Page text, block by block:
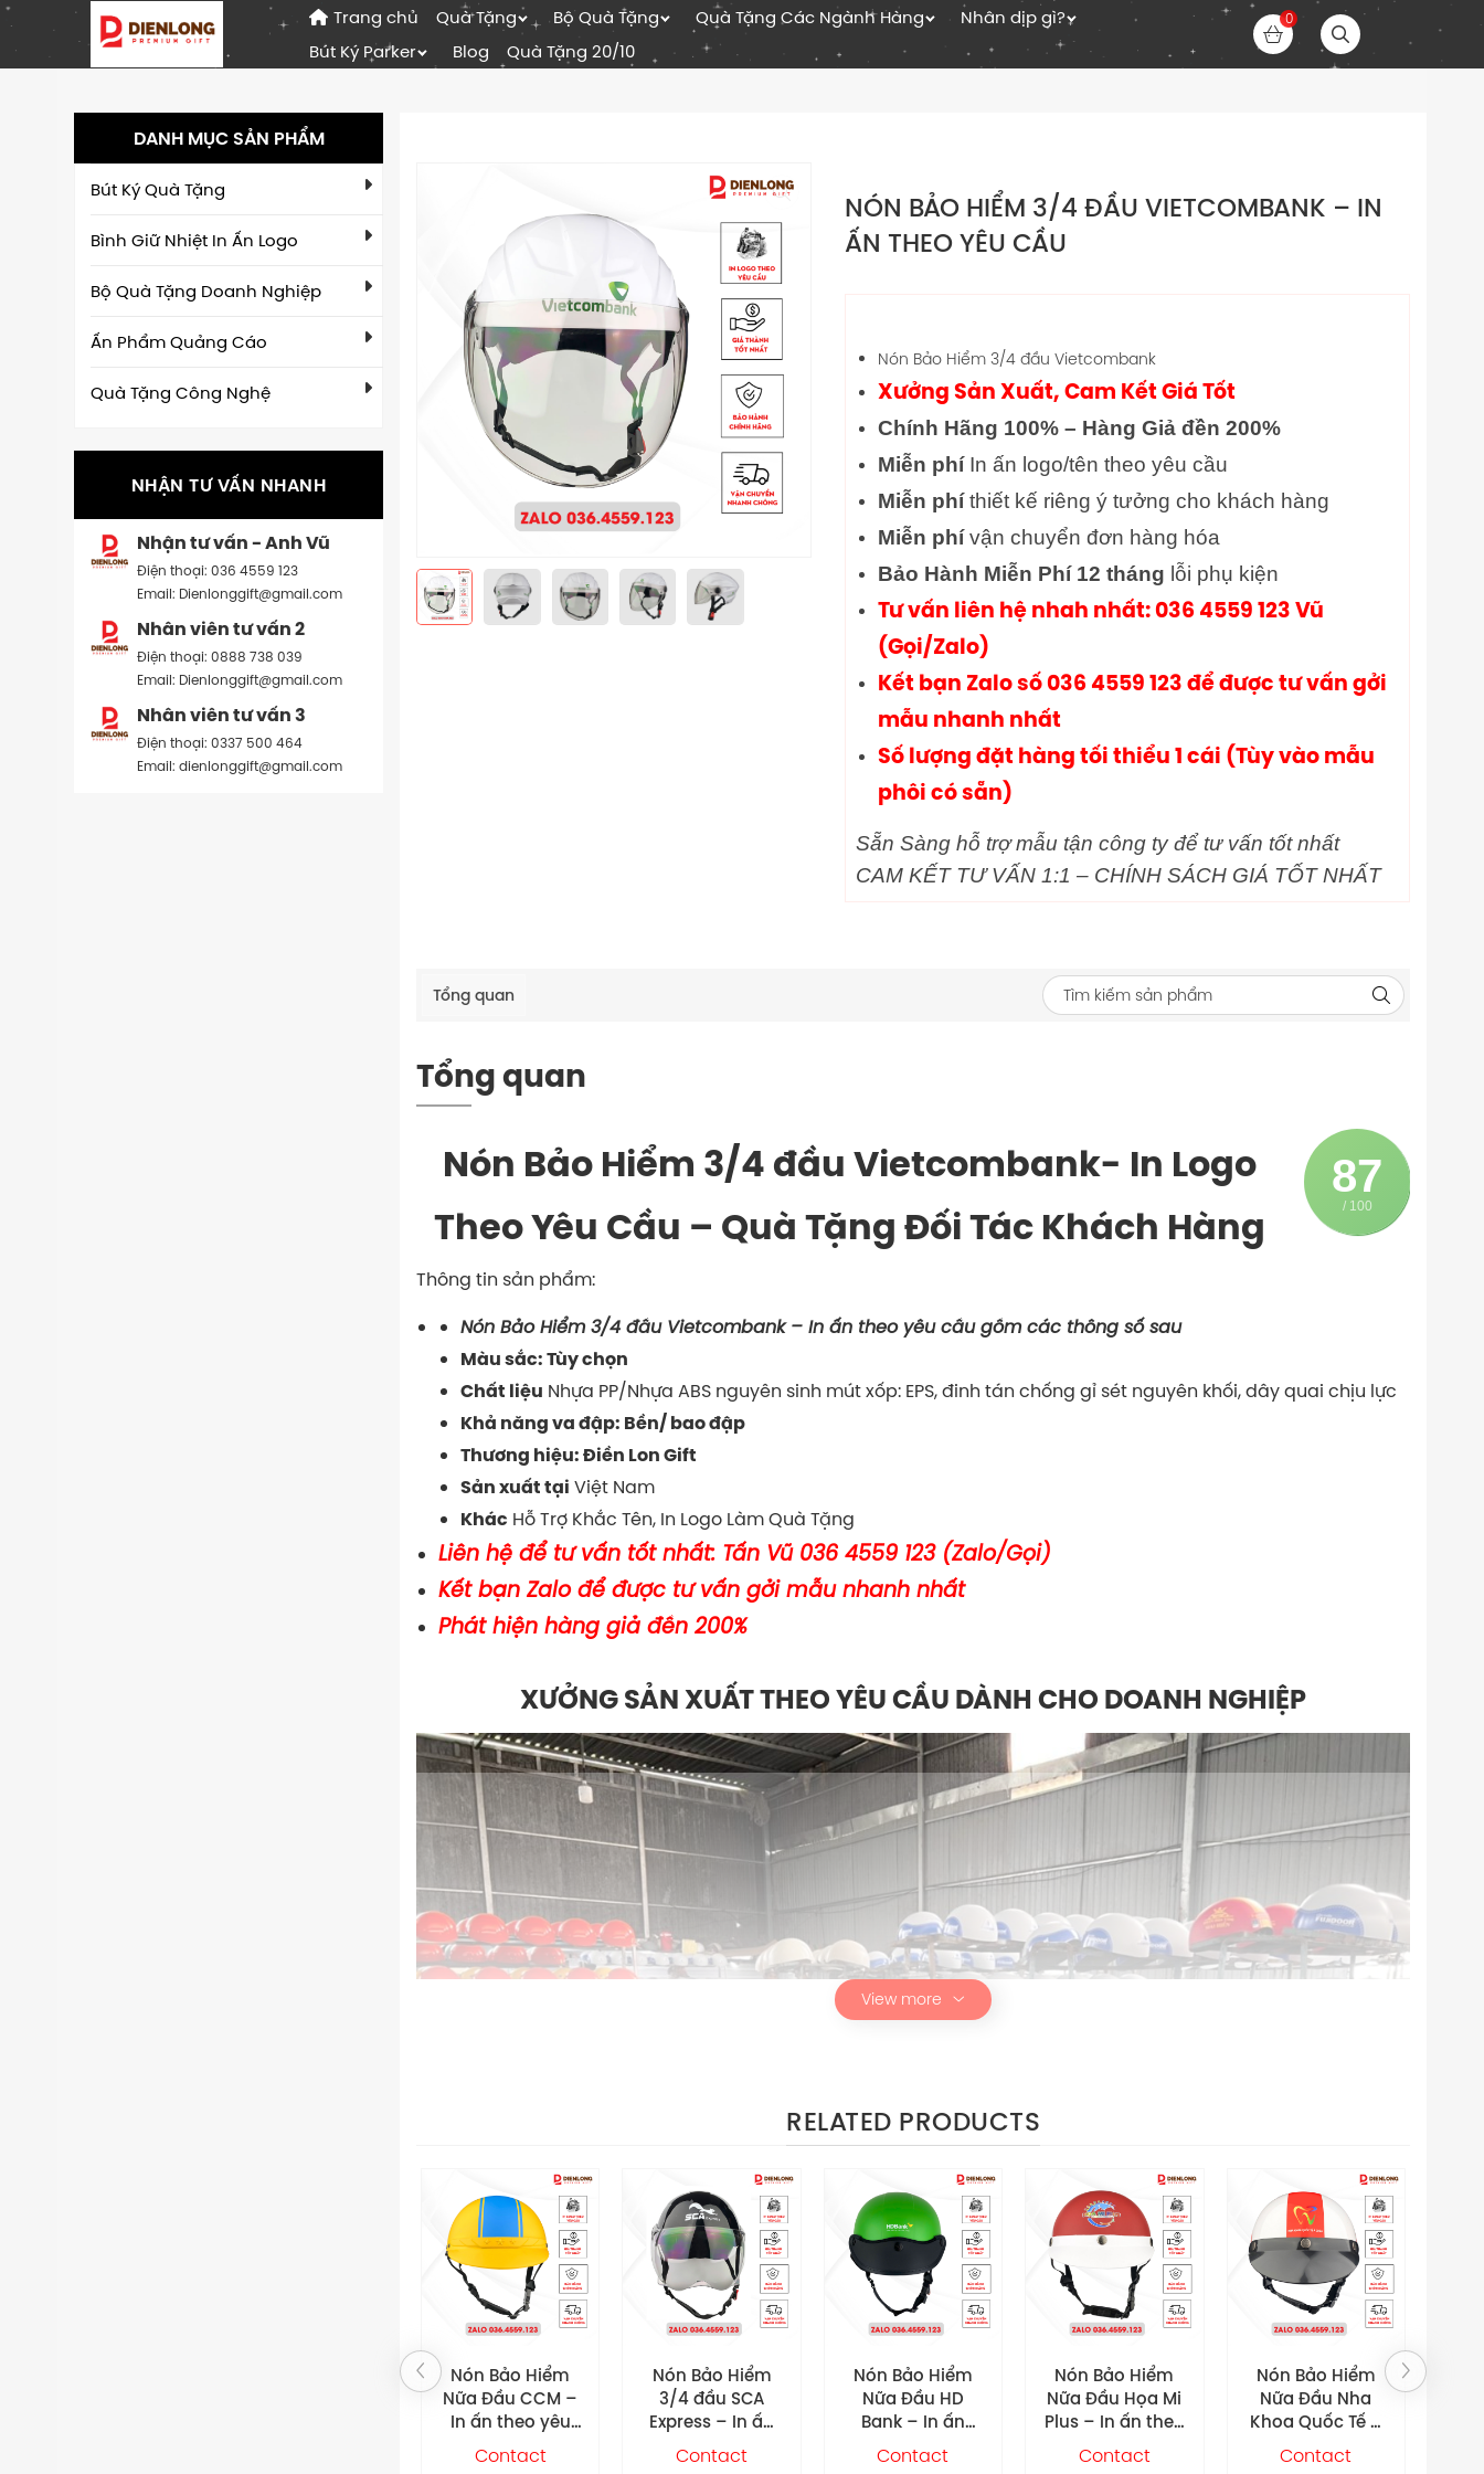
Trang chủ Quà Tặng Bộ Quà Tặng Quà Tặng Các Ngành Hàng
Nhân dịp gì?
Bút Ký Parker
Blog Quà Tặng 20/10
0
DANH MỤC SẢN PHẨM
Bút Ký Quà Tặng
Bình Giữ Nhiệt In Ấn Logo
Bộ Quà Tặng Doanh Nghiệp
Ấn Phẩm Quảng Cáo
Quà Tặng Công Nghệ
NHẬN TƯ VẤN NHANH
Nhận tư vấn - Anh Vũ
Điện thoại: 036 4559 123
Email: Dienlonggift@gmail.com
Nhân viên tư vấn 2
Điện thoại: 0888 738 039
Email: Dienlonggift@gmail.com
Nhân viên tư vấn 3
Điện thoại: 0337 500 464
Email: dienlonggift@gmail.com
NÓN BẢO HIỂM 3/4 ĐẦU VIETCOMBANK – IN
ẤN THEO YÊU CẦU
Nón Bảo Hiểm 3/4 đầu Vietcombank
Xưởng Sản Xuất, Cam Kết Giá Tốt
Chính Hãng 100% – Hàng Giả đền 200%
Miễn phí In ấn logo/tên theo yêu cầu
Miễn phíthiết kế riêng ý tưởng cho khách hàng
Miễn phívận chuyển đơn hàng hóa
Bảo Hành Miễn Phí 12 tháng lỗi phụ kiện
Tư vấn liên hệ nhah nhất: 036 4559 123 Vũ
(Gọi/Zalo)
Kết bạn Zalo số 036 4559 123 để được tư vấn gởi
mẫu nhanh nhất
Số lượng đặt hàng tối thiểu 1 cái (Tùy vào mẫu
phôi có sẵn)
Sẵn Sàng hỗ trợ mẫu tận công ty để tư vấn tốt nhất
CAM KẾT TƯ VẤN 1:1 – CHÍNH SÁCH GIÁ TỐT NHẤT
Tổng quan
Tổng quan
87
/ 100
Nón Bảo Hiểm 3/4 đầu Vietcombank- In Logo
Theo Yêu Cầu – Quà Tặng Đối Tác Khách Hàng
Thông tin sản phẩm:
Nón Bảo Hiểm 3/4 đầu Vietcombank – In ấn theo yêu cầu gồm các thông số sau
Màu sắc: Tùy chọn
Chất liệu Nhựa PP/Nhựa ABS nguyên sinh mút xốp: EPS, đinh tán chống gỉ sét nguyên khối, dây quai chịu lực
Khả năng va đập: Bền/ bao đập
Thương hiệu: Điền Lon Gift
Sản xuất tại Việt Nam
Khác Hỗ Trợ Khắc Tên, In Logo Làm Quà Tặng
Liên hệ để tư vấn tốt nhất: Tấn Vũ 036 4559 123 (Zalo/Gọi)
Kết bạn Zalo để được tư vấn gởi mẫu nhanh nhất
Phát hiện hàng giả đền 200%
XƯỞNG SẢN XUẤT THEO YÊU CẦU DÀNH CHO DOANH NGHIỆP
View more
RELATED PRODUCTS
Nón Bảo Hiểm
3/4 đầu SCA
Express – In ấn
theo yêu cầu
Contact
Nón Bảo Hiểm
Nữa Đầu HD
Bank – In ấn
theo yêu cầu
Contact
Nón Bảo Hiểm
Nữa Đầu Họa Mi
Plus – In ấn theo
yêu cầu
Contact
Nón Bảo Hiểm
Nữa Đầu Nha
Khoa Quốc Tế Á
Châu – In ấn
theo yêu cầu
Contact
Nón Bảo Hiểm
Nữa Đầu BIDV
Vĩnh Long – In ấn
theo yêu cầu
Contact